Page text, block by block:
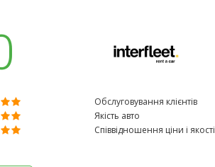
Обслуговування клієнтів
Якість авто
Співвідношення ціни і якості